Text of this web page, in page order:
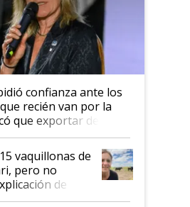
confianza ante los
recién van por la
que exportar dejó de
pocos": "Tenemos un
del gobierno
vaquillonas de
pero no
de
allí